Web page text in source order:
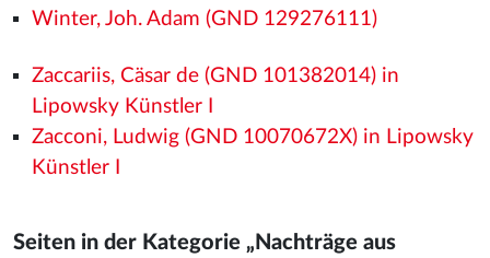
Winter, Joh. Adam (GND 129276111)
Zaccariis, Cäsar de (GND 101382014) in
Lipowsky Künstler I
Zacconi, Ludwig (GND 10070672X) in Lipowsky
Künstler I
Seiten in der Kategorie „Nachträge aus